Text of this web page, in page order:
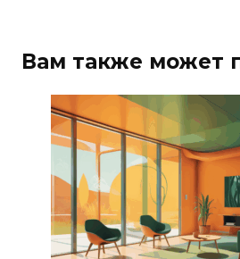
Вам также может